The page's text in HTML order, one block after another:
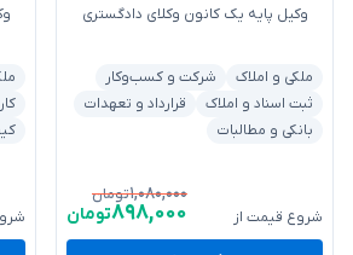
وکیل پایه یک کانون وکلای دادگستری
ملکی و املاک
شرکت و کسب‌وکار
ثبت اسناد و املاک
قرارداد و تعهدات
بانکی و مطالبات
شروع قیمت از
۱,۰۸۰,۰۰۰تومان
۸۹۸,۰۰۰تومان